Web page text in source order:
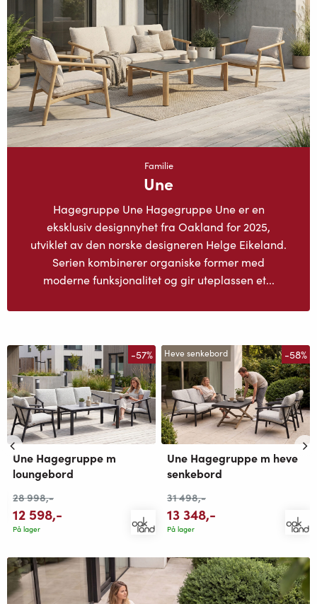
Familie
Une
Hagegruppe Une Hagegruppe Une er en
eksklusiv designnyhet fra Oakland for 2025,
utviklet av den norske designeren Helge Eikeland.
Serien kombinerer organiske former med
moderne funksjonalitet og gir uteplassen et...
-57%
Une Hagegruppe m
loungebord
28 998,-
12 598,-
På lager
Heve senkebord -58%
Une Hagegruppe m heve
senkebord
31 498,-
13 348,-
På lager